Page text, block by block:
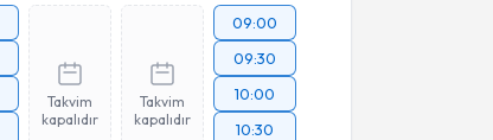
Takvim
kapalıdır
Takvim
kapalıdır
09:00
09:30
10:00
10:30